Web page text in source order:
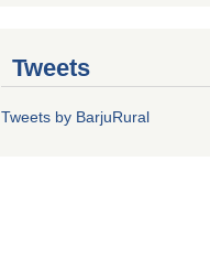
Tweets
Tweets by BarjuRural